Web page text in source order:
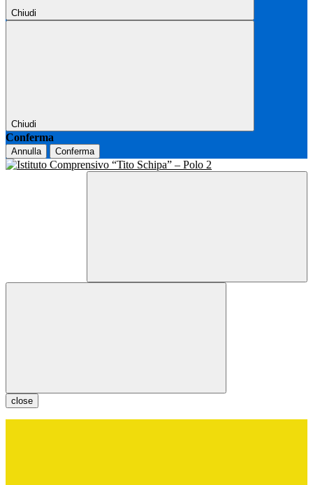
Chiudi
Chiudi
Conferma
Annulla Conferma
close